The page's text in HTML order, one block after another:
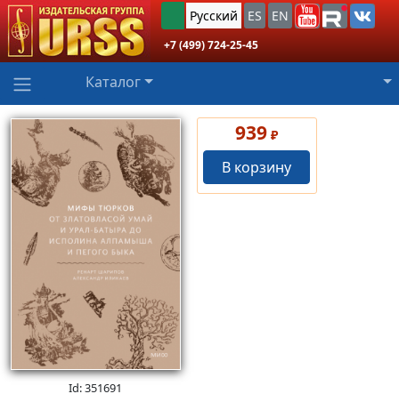
Русский ES EN
+7 (499) 724-25-45
Каталог
Id: 351691
939 ₽
В корзину